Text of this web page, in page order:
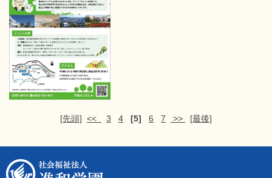
[先頭] << 3 4 [5] 6 7 >> [最後]